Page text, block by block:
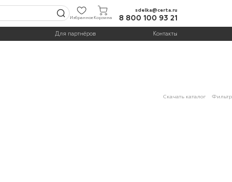
ИзбранноеКорзина
sdelka@certa.ru
8 800 100 93 21
Для партнёров Контакты
Скачать каталог Фильтр